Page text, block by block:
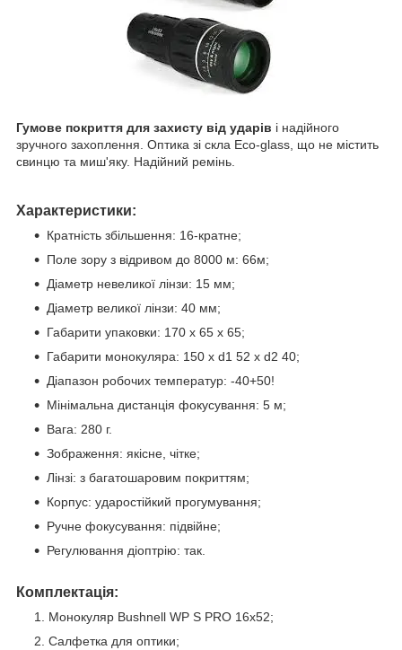
Гумове покриття для захисту від ударів і надійного
зручного захоплення. Оптика зі скла Eco-glass, що не містить
свинцю та миш'яку. Надійний ремінь.
Характеристики:
Кратність збільшення: 16-кратне;
Поле зору з відривом до 8000 м: 66м;
Діаметр невеликої лінзи: 15 мм;
Діаметр великої лінзи: 40 мм;
Габарити упаковки: 170 х 65 х 65;
Габарити монокуляра: 150 х d1 52 х d2 40;
Діапазон робочих температур: -40+50!
Мінімальна дистанція фокусування: 5 м;
Вага: 280 г.
Зображення: якісне, чітке;
Лінзі: з багатошаровим покриттям;
Корпус: ударостійкий прогумування;
Ручне фокусування: підвійне;
Регулювання діоптрію: так.
Комплектація:
Монокуляр Bushnell WP S PRO 16x52;
Салфетка для оптики;